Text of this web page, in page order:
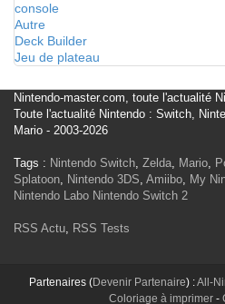
console
Autre
Deck Builder
Jeu de plateau
Nintendo-master.com, toute l'actualité
Toute l'actualité Nintendo : Switch,
Mario - 2003-2026
Tags : Nintendo Switch, Zelda, Mario,
Splatoon, Nintendo 3DS, Amiibo, My
Nintendo Labo Nintendo Switch 2
RSS Actu, RSS Tests
Partenaires (Devenir Partenaire) :All-
Coloriage à imprimer-